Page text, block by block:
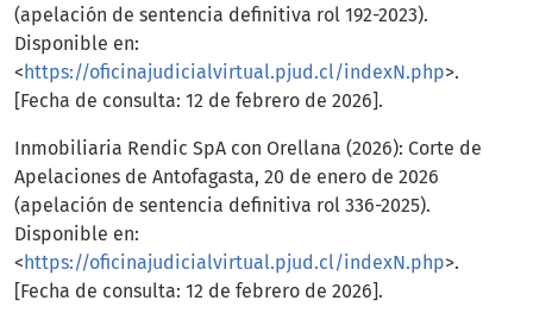
(apelación de sentencia definitiva rol 192-2023).
Disponible en:
< https://oficinajudicialvirtual.pjud.cl/indexN.php>.
[Fecha de consulta: 12 de febrero de 2026].
Inmobiliaria Rendic SpA con Orellana (2026): Corte de
Apelaciones de Antofagasta, 20 de enero de 2026
(apelación de sentencia definitiva rol 336-2025).
Disponible en:
< https://oficinajudicialvirtual.pjud.cl/indexN.php>.
[Fecha de consulta: 12 de febrero de 2026].